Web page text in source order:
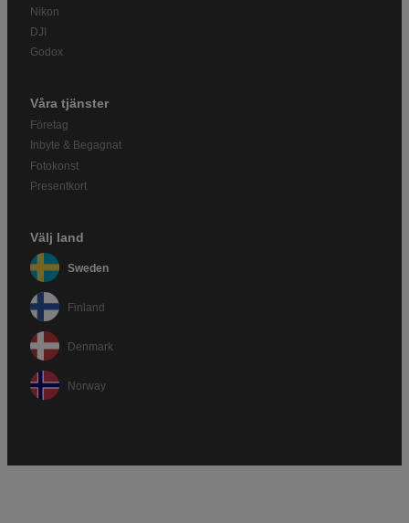
Nikon
DJI
Godox
Våra tjänster
Företag
Inbyte & Begagnat
Fotokonst
Presentkort
Välj land
Sweden
Finland
Denmark
Norway